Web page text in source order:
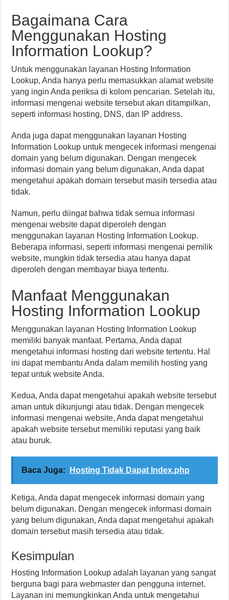
Bagaimana Cara
Menggunakan Hosting
Information Lookup?
Untuk menggunakan layanan Hosting Information
Lookup, Anda hanya perlu memasukkan alamat website
yang ingin Anda periksa di kolom pencarian. Setelah itu,
informasi mengenai website tersebut akan ditampilkan,
seperti informasi hosting, DNS, dan IP address.
Anda juga dapat menggunakan layanan Hosting
Information Lookup untuk mengecek informasi mengenai
domain yang belum digunakan. Dengan mengecek
informasi domain yang belum digunakan, Anda dapat
mengetahui apakah domain tersebut masih tersedia atau
tidak.
Namun, perlu diingat bahwa tidak semua informasi
mengenai website dapat diperoleh dengan
menggunakan layanan Hosting Information Lookup.
Beberapa informasi, seperti informasi mengenai pemilik
website, mungkin tidak tersedia atau hanya dapat
diperoleh dengan membayar biaya tertentu.
Manfaat Menggunakan
Hosting Information Lookup
Menggunakan layanan Hosting Information Lookup
memiliki banyak manfaat. Pertama, Anda dapat
mengetahui informasi hosting dari website tertentu. Hal
ini dapat membantu Anda dalam memilih hosting yang
tepat untuk website Anda.
Kedua, Anda dapat mengetahui apakah website tersebut
aman untuk dikunjungi atau tidak. Dengan mengecek
informasi mengenai website, Anda dapat mengetahui
apakah website tersebut memiliki reputasi yang baik
atau buruk.
Baca Juga: Hosting Tidak Dapat Index.php
Ketiga, Anda dapat mengecek informasi domain yang
belum digunakan. Dengan mengecek informasi domain
yang belum digunakan, Anda dapat mengetahui apakah
domain tersebut masih tersedia atau tidak.
Kesimpulan
Hosting Information Lookup adalah layanan yang sangat
berguna bagi para webmaster dan pengguna internet.
Layanan ini memungkinkan Anda untuk mengetahui